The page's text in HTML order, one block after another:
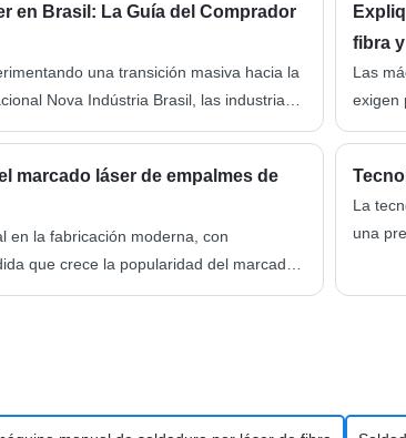
en Brasil: La Guía del Comprador
una transición masiva hacia la
Nova Indústria Brasil, las industrias
Sul están automatizando rápidamente
fibra
Las
exigen
de
marcado láser de empalmes de
en la fabricación moderna, con
que crece la popularidad del marcado
precisión y áreas de marcado más
La
una